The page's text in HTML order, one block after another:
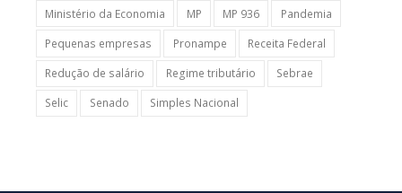
Ministério da Economia
MP MP 936
Pandemia
Pequenas empresas
Pronampe
Receita Federal
Redução de salário
Regime tributário
Sebrae
Selic
Senado Simples Nacional